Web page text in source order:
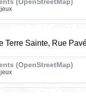
(OpenStreetMap)
Terre Sainte, Rue
(OpenStreetMap)